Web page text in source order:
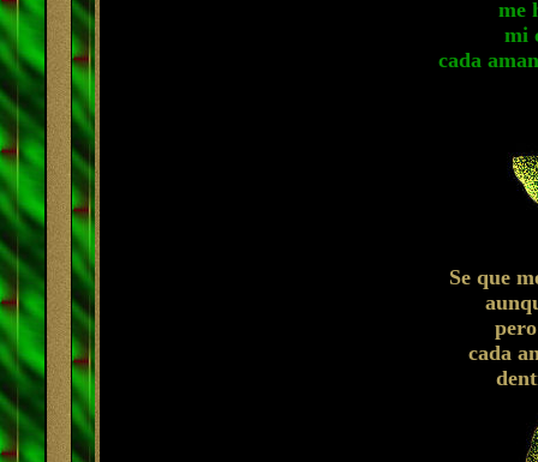
me
mi
cada
Se que
cada